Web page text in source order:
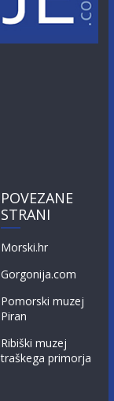
POVEZANE
STRANI
Morski.hr
Gorgonija.com
Pomorski muzej
Piran
Ribiški muzej
traškega primorja